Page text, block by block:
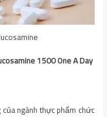
1500 One A Day
ngành thực phẩm chức